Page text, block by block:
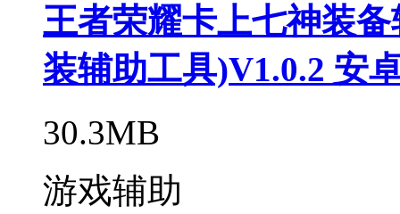
王者荣耀卡上七神装
装辅助工具)V1.0.2 安
30.3MB
游戏辅助